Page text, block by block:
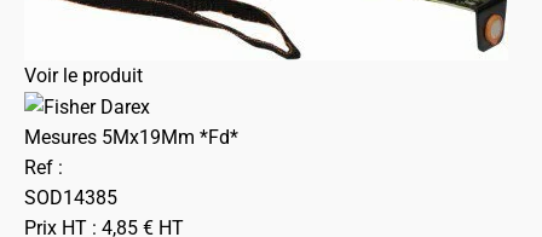
Voir le produit
Mesures 5Mx19Mm *Fd*
Ref :
SOD14385
Prix HT : 4,85 € HT